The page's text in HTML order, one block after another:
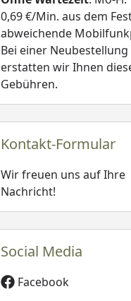
0,69 €/Min. aus dem
abweichende
Bei einer Neubestellung
erstatten wir Ihnen
Gebühren.
Kontakt-Formular
Wir freuen uns auf Ihre
Nachricht!
Social Media
Facebook